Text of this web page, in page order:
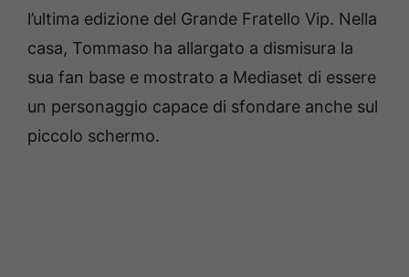
l’ultima edizione del Grande Fratello Vip. Nella
casa, Tommaso ha allargato a dismisura la
sua fan base e mostrato a Mediaset di essere
un personaggio capace di sfondare anche sul
piccolo schermo.